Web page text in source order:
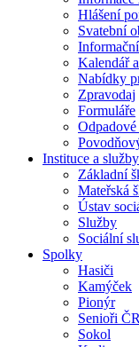
Hlášení
Svatební
Kalendář
Nabídky
Zpravodaj
Formuláře
Instituce a služby
Základní
Mateřská
Ústav
Služby
Sociální
Spolky
Hasiči
Kamýček
Pionýr
Senioři ČR
Sokol